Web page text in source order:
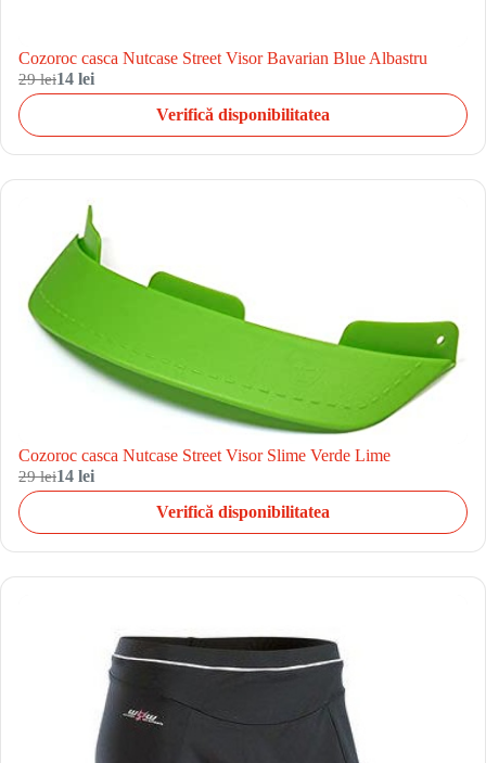
Cozoroc casca Nutcase Street Visor Bavarian Blue Albastru
29 lei14 lei
Verifică disponibilitatea
Cozoroc casca Nutcase Street Visor Slime Verde Lime
29 lei14 lei
Verifică disponibilitatea